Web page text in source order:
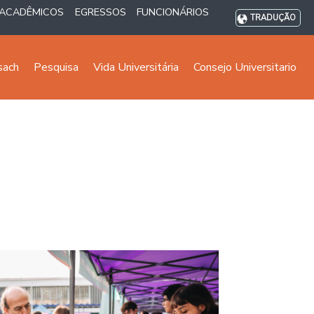
EGRESSOS FUNCIONÁRIOS TRADUÇÃO
Pesquisa Vida Universitária Consejo Universitario